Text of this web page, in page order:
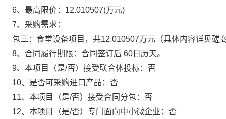
6、最高限价： 12.010507(万元)
7、采购需求：
包三：食堂设备项目，共12.010507万元（具体内容详见磋
8、合同履行期限： 合同签订后 60日历天。
9、本项目（是/否）接受联合体投标： 否
10、是否可采购进口产品： 否
11、本项目（是/否）接受合同分包： 否
12、本项目（是/否）专门面向中小微企业： 否